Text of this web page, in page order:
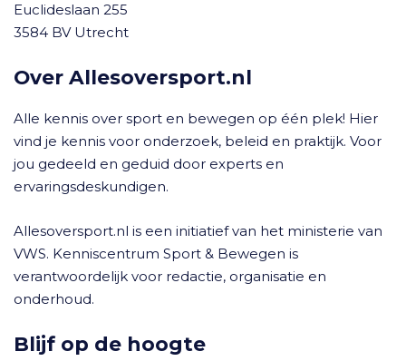
Euclideslaan 255
3584 BV Utrecht
Over Allesoversport.nl
Alle kennis over sport en bewegen op één plek! Hier
vind je kennis voor onderzoek, beleid en praktijk. Voor
jou gedeeld en geduid door experts en
ervaringsdeskundigen.
Allesoversport.nl is een initiatief van het ministerie van
VWS. Kenniscentrum Sport & Bewegen is
verantwoordelijk voor redactie, organisatie en
onderhoud.
Blijf op de hoogte